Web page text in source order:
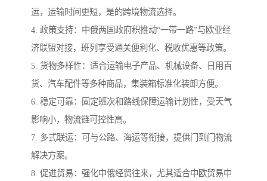
运，运输时间更短，是的跨境物流选择。
4. 政策支持：中俄两国政府积推动“一带一路”与欧亚经
济联盟对接，班列享受通关便利化、税收优惠等政策。
5. 货物多样性：适合运输电子产品、机械设备、日用百
货、汽车配件等多种商品，集装箱标准化装卸方便。
6. 稳定可靠：固定班次和路线保障运输计划性，受天气
影响小，物流链可控性高。
7. 多式联运：可与公路、海运等衔接，提供门到门物流
解决方案。
8. 促进贸易：强化中俄经贸往来，尤其适合中欧贸易中